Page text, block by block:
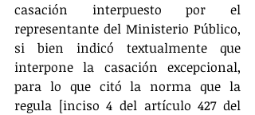
casación interpuesto por el
representante del Ministerio Público,
si bien indicó textualmente que
interpone la casación excepcional,
para lo que citó la norma que la
regula [inciso 4 del artículo 427 del